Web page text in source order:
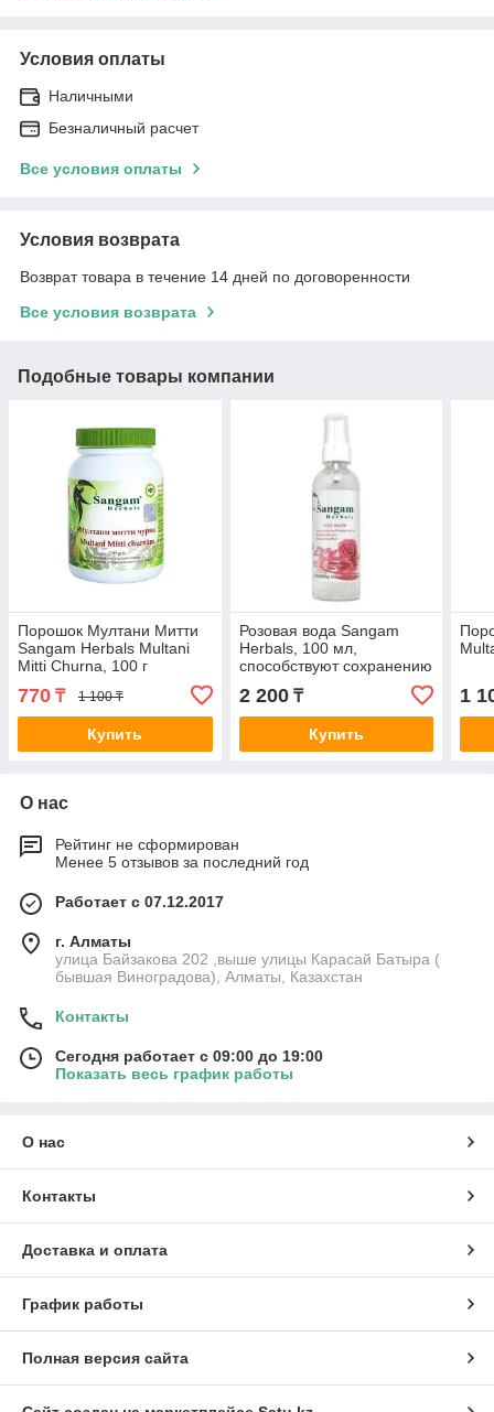
Условия оплаты
Наличными
Безналичный расчет
Все условия оплаты
Условия возврата
Возврат товара в течение 14 дней по договоренности
Все условия возврата
Подобные товары компании
Порошок Мултани Митти
Sangam Herbals Multani
Mitti Churna, 100 г
770 ₸ 1 100 ₸
Купить
Розовая вода Sangam
Herbals, 100 мл,
способствуют сохранению
молодости вашей кожи.
2 200₸
Купить
1
О нас
Рейтинг не сформирован
Менее 5 отзывов за последний год
Работает с 07.12.2017
г. Алматы
улица Байзакова 202 ,выше улицы Карасай Батыра (
бывшая Виноградова), Алматы, Казахстан
Контакты
Сегодня работает с 09:00 до 19:00
Показать весь график работы
О нас
Контакты
Доставка и оплата
График работы
Полная версия сайта